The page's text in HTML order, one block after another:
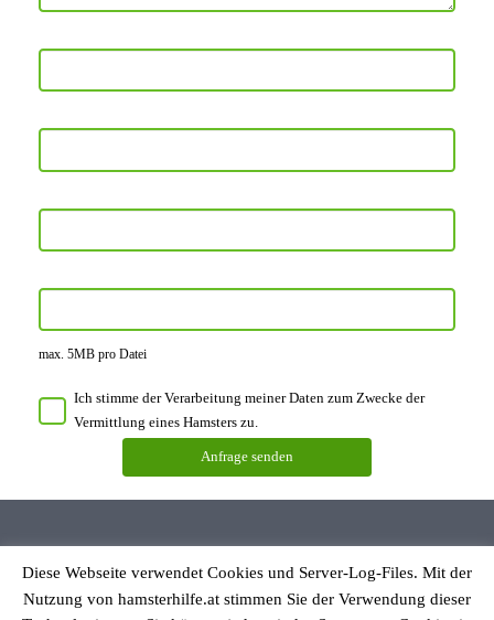
max. 5MB pro Datei
Ich stimme der Verarbeitung meiner Daten zum Zwecke der
Vermittlung eines Hamsters zu.
Diese Webseite verwendet Cookies und Server-Log-Files. Mit der
Nutzung von hamsterhilfe.at stimmen Sie der Verwendung dieser